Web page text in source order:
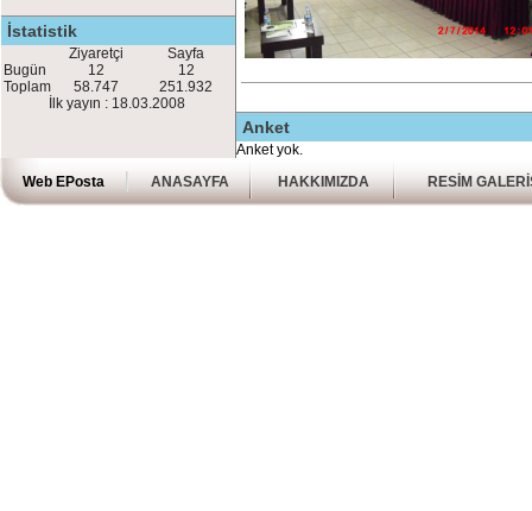
İstatistik
Ziyaretçi
Sayfa
Bugün
12
12
Toplam
58.747
251.932
İlk yayın : 18.03.2008
Anket
Anket yok.
Web EPosta
ANASAYFA HAKKIMIZDA RESİM